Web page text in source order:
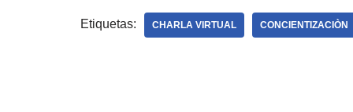
Etiquetas: CHARLA VIRTUAL CONCIENTIZACIÒN